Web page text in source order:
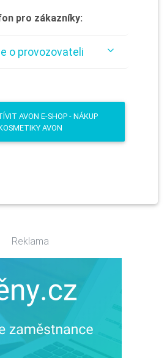
pro zákazníky:
o provozovateli
AVON E-SHOP - NÁKUP
AVON
Reklama